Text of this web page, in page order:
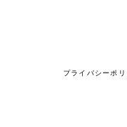
プライバシーポリ